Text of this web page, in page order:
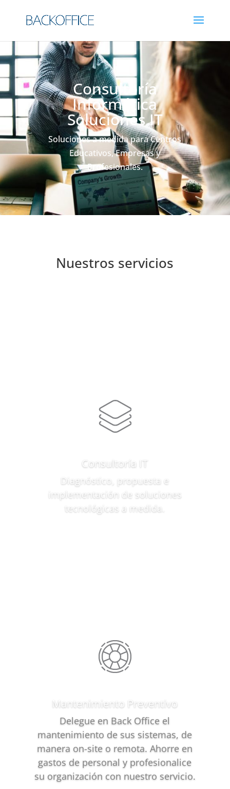
Consultoría
Informática
Soluciones IT
Soluciones a medida para Centros
Educativos, Empresas y
Profesionales.
Nuestros servicios
Consultoría IT
Diagnóstico, propuesta e
implementación de soluciones
tecnológicas a medida.
Mantenimiento Preventivo
Delegue en Back Office el
mantenimiento de sus sistemas, de
manera on-site o remota. Ahorre en
gastos de personal y profesionalice
su organización con nuestro servicio.